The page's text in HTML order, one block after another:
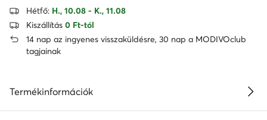
Hétfő: H., 10.08 - K., 11.08
Kiszállítás 0 Ft-tól
14 nap az ingyenes visszaküldésre, 30 nap a MODIVOclub
tagjainak
Termékinformációk